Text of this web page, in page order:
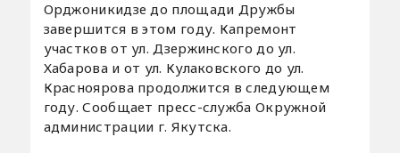
Орджоникидзе до площади Дружбы
завершится в этом году. Капремонт
участков от ул. Дзержинского до ул.
Хабарова и от ул. Кулаковского до ул.
Красноярова продолжится в следующем
году. Сообщает пресс-служба Окружной
администрации г. Якутска.